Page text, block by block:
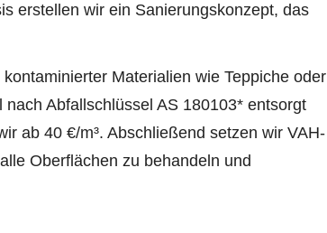
erstellen wir ein Sanierungskonzept, das
Materialien wie Teppiche oder
Abfallschlüssel AS 180103* entsorgt
ab 40 €/m³. Abschließend setzen wir VAH-
Oberflächen zu behandeln und